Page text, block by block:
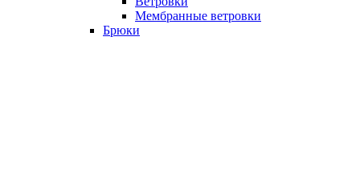
Мембранные ветровки
Брюки